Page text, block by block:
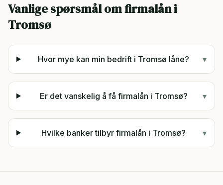
Vanlige spørsmål om firmalån i
Tromsø
Hvor mye kan min bedrift i Tromsø låne? ▾
Er det vanskelig å få firmalån i Tromsø? ▾
Hvilke banker tilbyr firmalån i Tromsø? ▾